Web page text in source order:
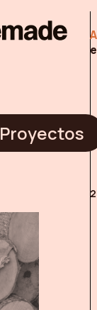
Proyectos